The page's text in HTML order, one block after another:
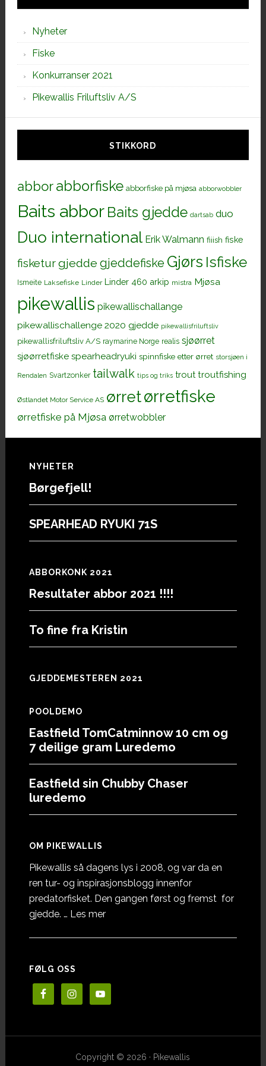
Nyheter
Fiske
Konkurranser 2021
Pikewallis Friluftsliv A/S
STIKKORD
abborabborfiske abborfiske på mjøsa abborwobbler
Baits abbor Baits gjedde dartsab duo
Duo international Erik Walmann fiiish fiske
fisketurgjedde gjeddefiske Gjørs Isfiske
Ismeite Laksefiske Linder Linder 460 arkip mistra Mjøsa
pikewallis pikewallischallange
pikewallischallenge 2020 gjedde pikewallisfriluftsliv
pikewallisfriluftsliv A/S raymarine Norge realis sjøørret
sjøørretfiske spearheadryuki spinnfiske etter ørret storsjøen i
Rendalen Svartzonker tailwalk tips og triks trout troutfishing
Østlandet Motor Service AS ørretørretfiske
ørretfiske på Mjøsa ørretwobbler
Footer
NYHETER
Børgefjell!
SPEARHEAD RYUKI 71S
ABBORKONK 2021
Resultater abbor 2021 !!!!
To fine fra Kristin
GJEDDEMESTEREN 2021
POOLDEMO
Eastfield TomCatminnow 10 cm og
7 deilige gram Luredemo
Eastfield sin Chubby Chaser
luredemo
OM PIKEWALLIS
Pikewallis så dagens lys i 2008, og var da en
ren tur- og inspirasjonsblogg innenfor
predatorfisket. Den gangen først og fremst for
gjedde. … Les meromOm
FØLG OSS
Copyright © 2026 · Pikewallis